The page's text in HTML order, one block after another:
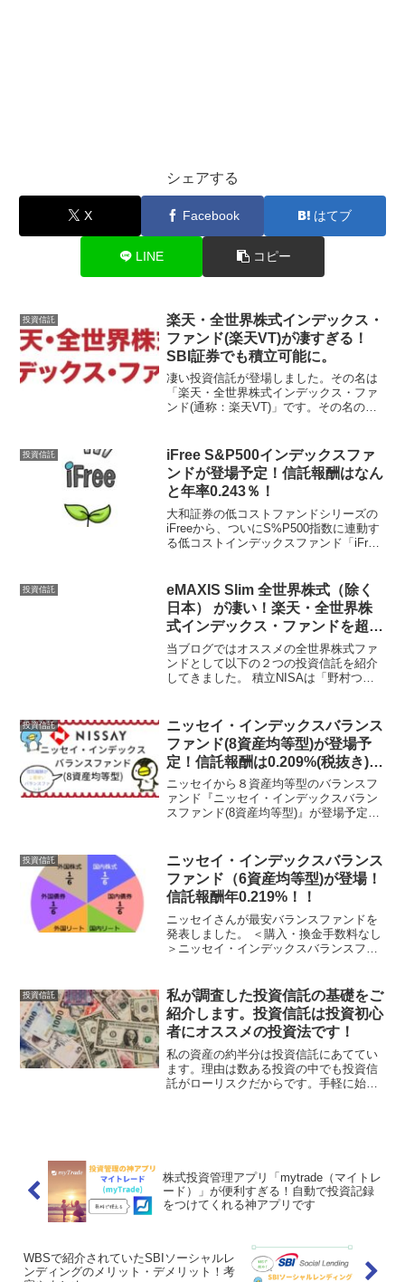
シェアする
X Facebook はてブ
LINE コピー
投資信託
楽天・全世界株式インデックス・
ファンド(楽天VT)が凄すぎる！
SBI証券でも積立可能に。
凄い投資信託が登場しました。その名は
「楽天・全世界株式インデックス・ファ
ンド(通称：楽天VT)」です。その名の通
0.2396％（税込）になります。この投資
信託の内容が驚...
投資信託
iFree S&P500インデックスファ
ンドが登場予定！信託報酬はなん
と年率0.243％！
大和証券の低コストファンドシリーズの
iFreeから、ついにS%P500指数に連動す
る低コストインデックスファンド「iFree
までS&P500を対象としたインデ...
投資信託
eMAXIS Slim 全世界株式（除く
日本） が凄い！楽天・全世界株
式インデックス・ファンドを超え
る投資信託です。
当ブログではオススメの全世界株式ファ
ンドとして以下の２つの投資信託を紹介
してきました。 積立NISAは「野村つみ
世界株式インデックス・ファンド(楽天
VT)が凄すぎる！...
投資信託
ニッセイ・インデックスバランス
ファンド(8資産均等型)が登場予
定！信託報酬は0.209%(税抜き)と
最安クラスに。
ニッセイから８資産均等型のバランスフ
ァンド『ニッセイ・インデックスバラン
スファンド(8資産均等型)』が登場予定で
セイ・インデックスバランスファンド(8
資産均等型...
投資信託
ニッセイ・インデックスバランス
ファンド（6資産均等型)が登場！
信託報酬年0.219%！！
ニッセイさんが最安バランスファンドを
発表しました。 ＜購入・換金手数料なし
＞ニッセイ・インデックスバランスファ
産均等型)」です。信託報酬はなんと信託
報酬年0...
投資信託
私が調査した投資信託の基礎をご
紹介します。投資信託は投資初心
者にオススメの投資法です！
私の資産の約半分は投資信託にあててい
ます。理由は数ある投資の中でも投資信
託がローリスクだからです。手軽に始め
株式投資管理アプリ「mytrade（マイトレ
ード）」が便利すぎる！自動で投資記録
をつけてくれる神アプリです
WBSで紹介されていたSBIソーシャルレ
ンディングのメリット・デメリット！考